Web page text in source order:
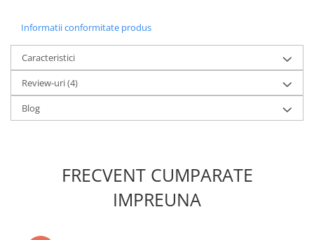
Informatii conformitate produs
Caracteristici
Review-uri(4)
Blog
FRECVENT CUMPARATE
IMPREUNA